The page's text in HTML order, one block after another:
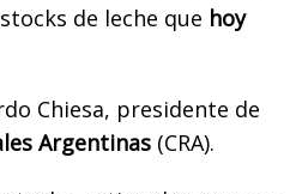
de leche que hoy
Chiesa, presidente de
Argentinas (CRA).